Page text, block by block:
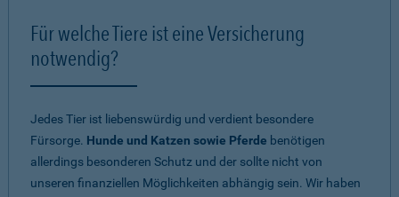
Für welche Tiere ist eine Versicherung
notwendig?
Jedes Tier ist liebenswürdig und verdient besondere
Fürsorge. Hunde und Katzen sowie Pferde benötigen
allerdings besonderen Schutz und der sollte nicht von
unseren finanziellen Möglichkeiten abhängig sein. Wir haben